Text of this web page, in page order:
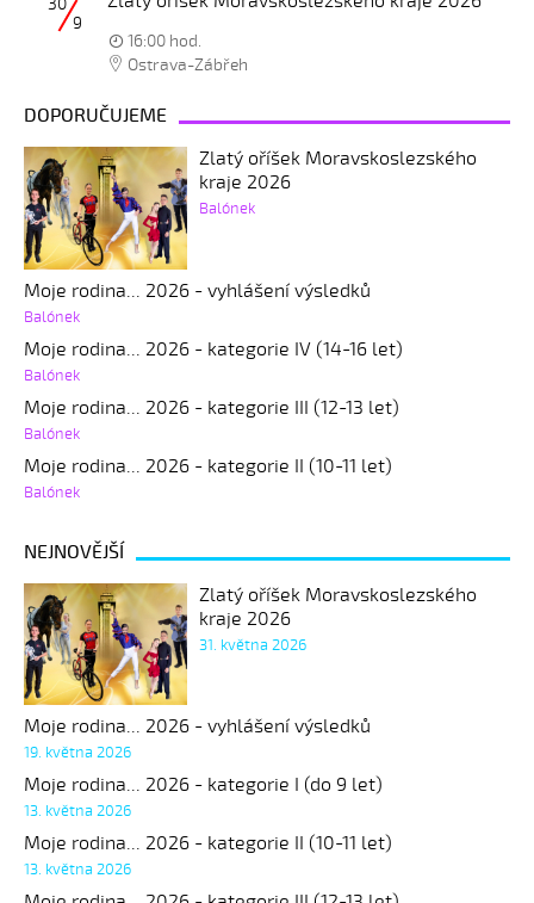
30
9
16:00 hod.
Ostrava-Zábřeh
DOPORUČUJEME
Zlatý oříšek Moravskoslezského
kraje 2026
Balónek
Moje rodina... 2026 - vyhlášení výsledků
Balónek
Moje rodina... 2026 - kategorie IV (14-16 let)
Balónek
Moje rodina... 2026 - kategorie III (12-13 let)
Balónek
Moje rodina... 2026 - kategorie II (10-11 let)
Balónek
NEJNOVĚJŠÍ
Zlatý oříšek Moravskoslezského
kraje 2026
31. května 2026
Moje rodina... 2026 - vyhlášení výsledků
19. května 2026
Moje rodina... 2026 - kategorie I (do 9 let)
13. května 2026
Moje rodina... 2026 - kategorie II (10-11 let)
13. května 2026